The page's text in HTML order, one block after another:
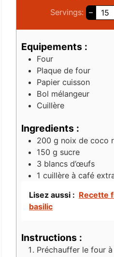
Servings: –
Equipements :
Four
Plaque de four
Papier cuisson
Bol mélangeur
Cuillère
Ingredients :
200 g noix de coco
150 g sucre
3 blancs d’œufs
1 cuillère à café
Lisez aussi : Recette
basilic
Instructions :
Préchauffer le four